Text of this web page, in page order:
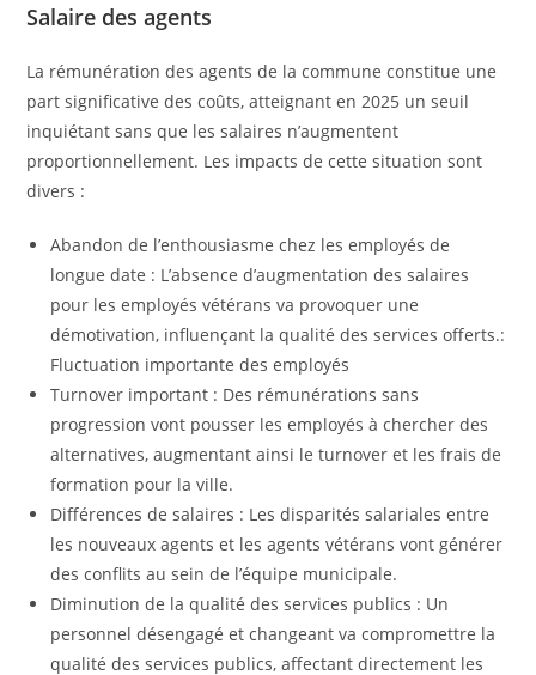
Salaire des agents
La rémunération des agents de la commune constitue une
part significative des coûts, atteignant en 2025 un seuil
inquiétant sans que les salaires n’augmentent
proportionnellement. Les impacts de cette situation sont
divers :
Abandon de l’enthousiasme chez les employés de
longue date : L’absence d’augmentation des salaires
pour les employés vétérans va provoquer une
démotivation, influençant la qualité des services offerts.:
Fluctuation importante des employés
Turnover important : Des rémunérations sans
progression vont pousser les employés à chercher des
alternatives, augmentant ainsi le turnover et les frais de
formation pour la ville.
Différences de salaires : Les disparités salariales entre
les nouveaux agents et les agents vétérans vont générer
des conflits au sein de l’équipe municipale.
Diminution de la qualité des services publics : Un
personnel désengagé et changeant va compromettre la
qualité des services publics, affectant directement les